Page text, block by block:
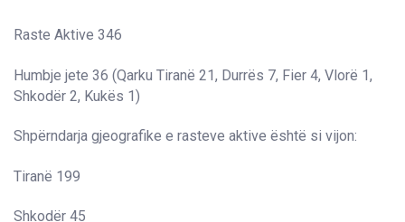
Raste Aktive 346
Humbje jete 36 (Qarku Tiranë 21, Durrës 7, Fier 4, Vlorë 1,
Shkodër 2, Kukës 1)
Shpërndarja gjeografike e rasteve aktive është si vijon:
Tiranë 199
Shkodër 45